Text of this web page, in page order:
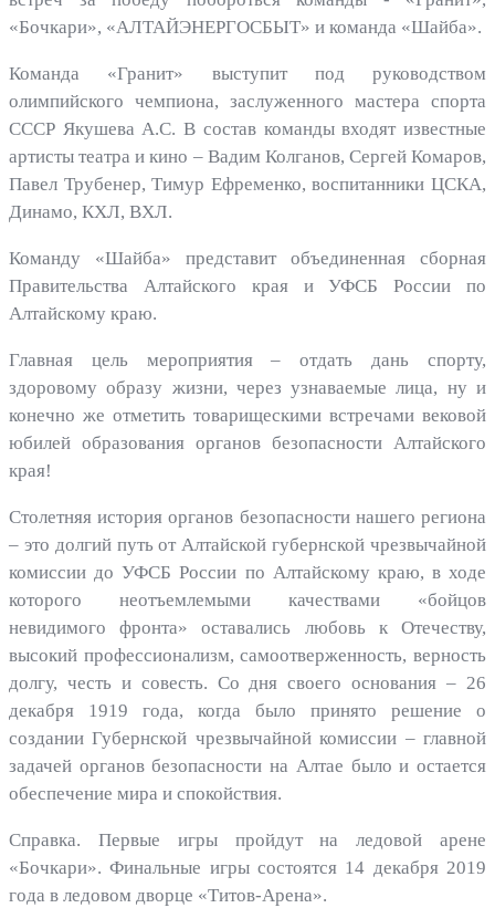
«Бочкари», «АЛТАЙЭНЕРГОСБЫТ» и команда «Шайба».
Команда «Гранит» выступит под руководством
олимпийского чемпиона, заслуженного мастера спорта
СССР Якушева А.С. В состав команды входят известные
артисты театра и кино – Вадим Колганов, Сергей Комаров,
Павел Трубенер, Тимур Ефременко, воспитанники ЦСКА,
Динамо, КХЛ, ВХЛ.
Команду «Шайба» представит объединенная сборная
Правительства Алтайского края и УФСБ России по
Алтайскому краю.
Главная цель мероприятия – отдать дань спорту,
здоровому образу жизни, через узнаваемые лица, ну и
конечно же отметить товарищескими встречами вековой
юбилей образования органов безопасности Алтайского
края!
Столетняя история органов безопасности нашего региона
– это долгий путь от Алтайской губернской чрезвычайной
комиссии до УФСБ России по Алтайскому краю, в ходе
которого неотъемлемыми качествами «бойцов
невидимого фронта» оставались любовь к Отечеству,
высокий профессионализм, самоотверженность, верность
долгу, честь и совесть. Со дня своего основания – 26
декабря 1919 года, когда было принято решение о
создании Губернской чрезвычайной комиссии – главной
задачей органов безопасности на Алтае было и остается
обеспечение мира и спокойствия.
Справка. Первые игры пройдут на ледовой арене
«Бочкари». Финальные игры состоятся 14 декабря 2019
года в ледовом дворце «Титов-Арена».